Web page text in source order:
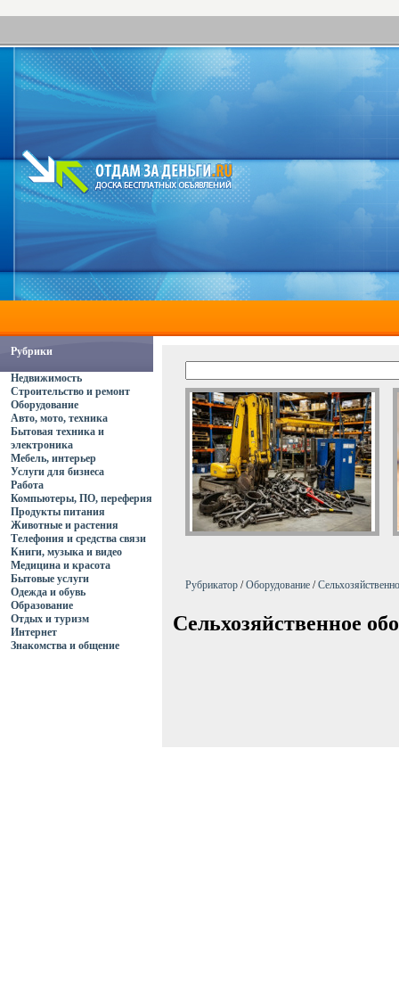
Рубрики
Недвижимость
Строительство и ремонт
Оборудование
Авто, мото, техника
Бытовая техника и
электроника
Мебель, интерьер
Услуги для бизнеса
Работа
Компьютеры, ПО, переферия
Продукты питания
Животные и растения
Телефония и средства связи
Книги, музыка и видео
Медицина и красота
Бытовые услуги
Одежда и обувь
Образование
Отдых и туризм
Интернет
Знакомства и общение
Рубрикатор /Оборудование /
Сельхозяйственное